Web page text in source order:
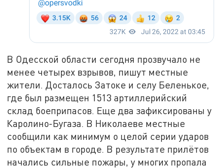
В Одесской области сегодня прозвучало не
менее четырех взрывов, пишут местные
жители. Досталось Затоке и селу Беленькое,
где был размещен 1513 артиллерийский
склад боеприпасов. Еще два зафиксированы у
Каролино-Бугаза. В Николаеве местные
сообщили как минимум о целой серии ударов
по объектам в городе. В результате прилётов
начались сильные пожары, у многих пропала